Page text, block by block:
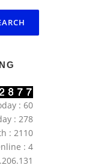
: 60
: 278
: 2110
: 4